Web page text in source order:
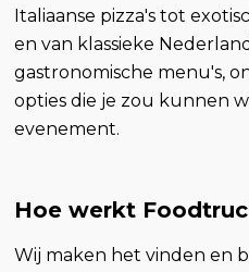
Italiaanse pizza's tot
en van klassieke
gastronomische menu's,
opties die je zou kunnen
evenement.
Hoe werkt
Wij maken het vinden en